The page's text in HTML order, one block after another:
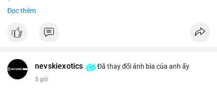
Đọc thêm
nevskiexotics Đã thay đổi ảnh bìa của anh ấy
3 giờ